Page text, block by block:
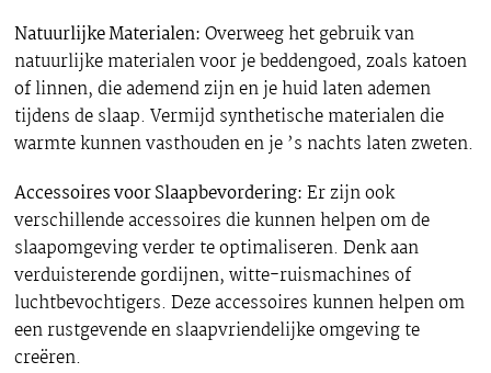
Natuurlijke Materialen: Overweeg het gebruik van
natuurlijke materialen voor je beddengoed, zoals katoen
of linnen, die ademend zijn en je huid laten ademen
tijdens de slaap. Vermijd synthetische materialen die
warmte kunnen vasthouden en je ’s nachts laten zweten.
Accessoires voor Slaapbevordering: Er zijn ook
verschillende accessoires die kunnen helpen om de
slaapomgeving verder te optimaliseren. Denk aan
verduisterende gordijnen, witte-ruismachines of
luchtbevochtigers. Deze accessoires kunnen helpen om
een rustgevende en slaapvriendelijke omgeving te
creëren.